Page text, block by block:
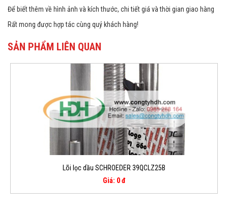
Để biết thêm về hình ảnh và kích thước, chi tiết giá và thời gian giao hàng
Rất mong được hợp tác cùng quý khách hàng!
SẢN PHẨM LIÊN QUAN
Lõi lọc dầu SCHROEDER 39QCLZ25B
Giá: 0 đ